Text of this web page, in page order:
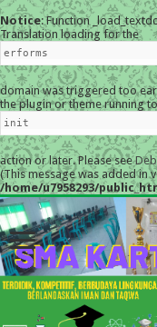
Notice: Function
Translation loading for the
erforms
domain was triggered too
the plugin or theme running
init
action or later. Please see
(This message was added in
/home/u7958293/